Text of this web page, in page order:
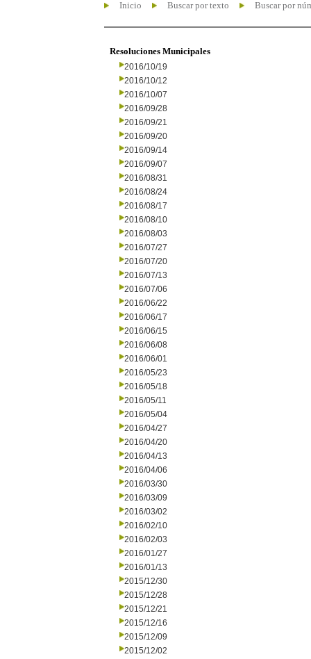
Inicio Buscar por texto Buscar por
Resoluciones Municipales
2016/10/19
2016/10/12
2016/10/07
2016/09/28
2016/09/21
2016/09/20
2016/09/14
2016/09/07
2016/08/31
2016/08/24
2016/08/17
2016/08/10
2016/08/03
2016/07/27
2016/07/20
2016/07/13
2016/07/06
2016/06/22
2016/06/17
2016/06/15
2016/06/08
2016/06/01
2016/05/23
2016/05/18
2016/05/11
2016/05/04
2016/04/27
2016/04/20
2016/04/13
2016/04/06
2016/03/30
2016/03/09
2016/03/02
2016/02/10
2016/02/03
2016/01/27
2016/01/13
2015/12/30
2015/12/28
2015/12/21
2015/12/16
2015/12/09
2015/12/02